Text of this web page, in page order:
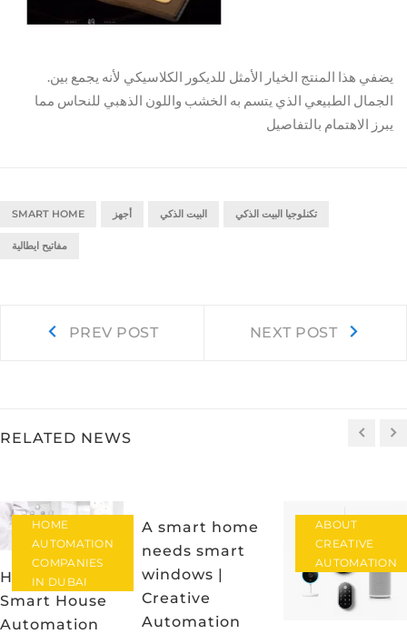
.يضفي هذا المنتج الخيار الأمثل للديكور الكلاسيكي لأنه يجمع بين
الجمال الطبيعي الذي يتسم به الخشب واللون الذهبي للنحاس مما
يبرز الاهتمام بالتفاصيل
SMART HOME أجهز البيت الذكي تكنلوجيا البيت الذكي
مفاتيح ايطالية
Post
PREV POST NEXT POST
RELATED NEWS
HOME
AUTOMATION
COMPANIES
IN DUBAI
How does
Smart House
Automation
A smart home
needs smart
windows |
Creative
Automation
ABOUT
CREATIVE
AUTOMATION